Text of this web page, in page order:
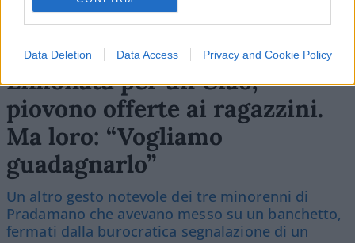
Data Deletion Data Access Privacy and Cookie Policy
Limonata per un Ciao,
piovono offerte ai ragazzini.
Ma loro: “Vogliamo
guadagnarlo”
Un altro gesto notevole dei tre minorenni di
Pradamano che avevano messo su un banchetto,
fermati dalla burocratica segnalazione di un